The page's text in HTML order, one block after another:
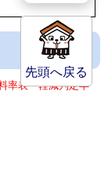
率表・軽減判定早
先頭へ戻る